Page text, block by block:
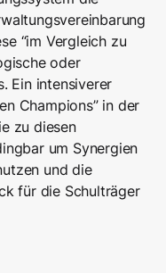
“im Vergleich zu
oder
Ein intensiverer
Champions” in der
zu diesen
um Synergien
und die
für die Schulträger